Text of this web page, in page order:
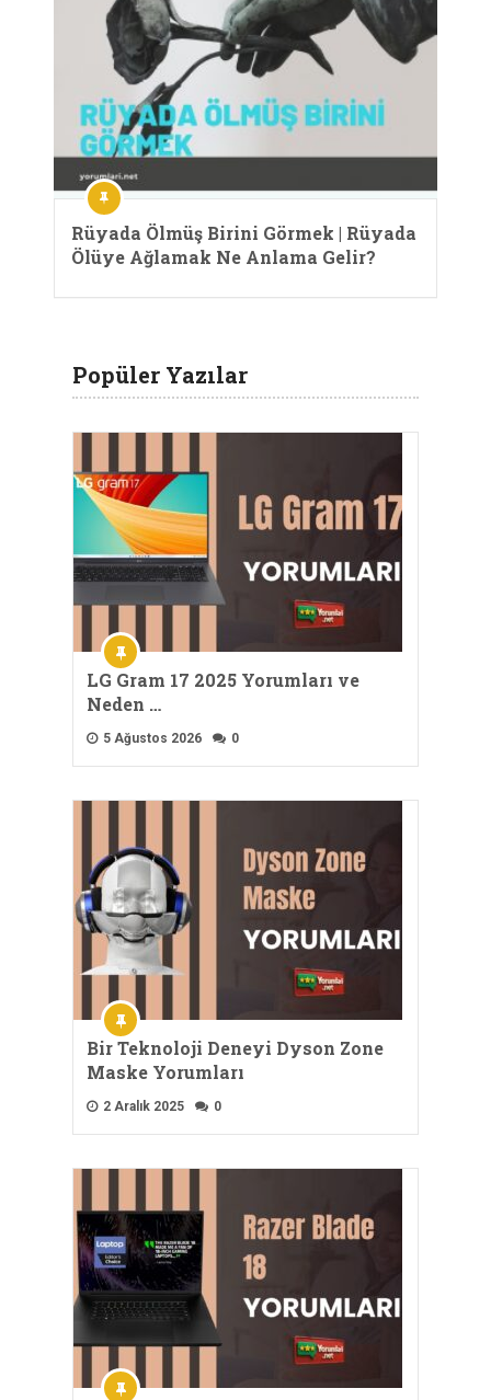
Rüyada Ölmüş Birini Görmek | Rüyada
Ölüye Ağlamak Ne Anlama Gelir?
Popüler Yazılar
LG Gram 17 2025 Yorumları ve
Neden …
5 Ağustos 2026 0
Bir Teknoloji Deneyi Dyson Zone
Maske Yorumları
2 Aralık 2025 0